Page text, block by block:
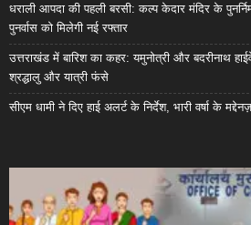
धराली आपदा की पहली बरसी: कल्प केदार मंदिर के
पुनर्वास को मिलेगी नई रफ्तार
उत्तराखंड में बारिश का कहर: यमुनोत्री और बदरीनाथ
श्रद्धालु और यात्री फंसे
सीएम धामी ने दिए हाई अलर्ट के निर्देश, भारी वर्षा के